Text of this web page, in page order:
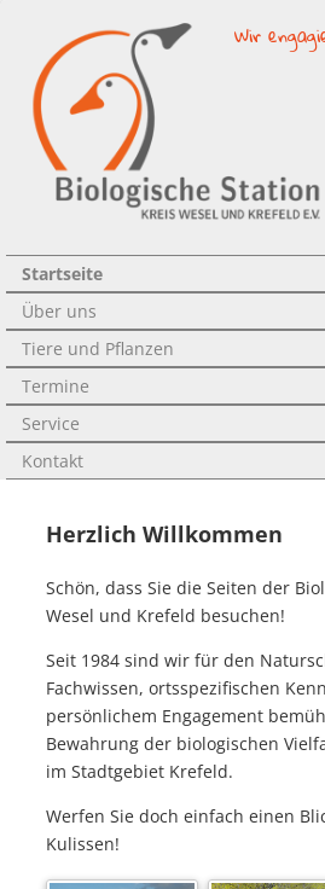
Wir
Startseite
Über uns
Tiere und Pflanzen
Termine
Service
Kontakt
Herzlich Willkommen
Schön, dass Sie die Seiten der
Wesel und Krefeld besuchen!
Seit 1984 sind wir für den
Fachwissen, ortsspezifischen
persönlichem Engagement
Bewahrung der biologischen
im Stadtgebiet Krefeld.
Werfen Sie doch einfach einen
Kulissen!